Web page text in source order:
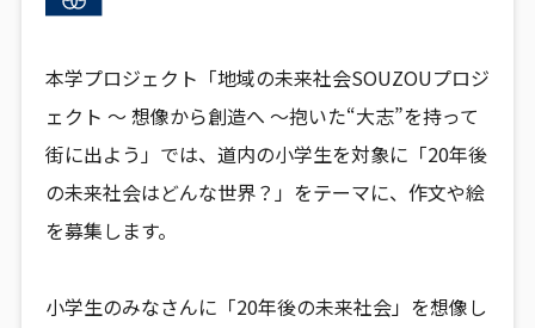
本学プロジェクト「地域の未来社会SOUZOUプロジ
ェクト ～ 想像から創造へ ～抱いた“大志”を持って
街に出よう」では、道内の小学生を対象に「20年後
の未来社会はどんな世界？」をテーマに、作文や絵
を募集します。
小学生のみなさんに「20年後の未来社会」を想像し